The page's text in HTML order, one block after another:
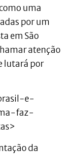
uma
por um
em São
atenção
lutará por
e-
faz-
da